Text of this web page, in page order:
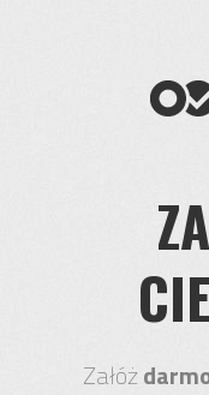
Załóż